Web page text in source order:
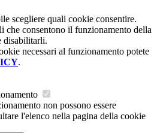
scegliere quali cookie consentire.
che consentono il funzionamento della
disabilitarli.
necessari al funzionamento potete
.
non possono essere
l'elenco nella pagina della cookie